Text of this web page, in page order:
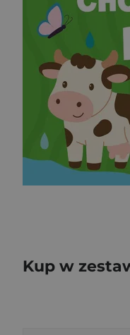
Kup w